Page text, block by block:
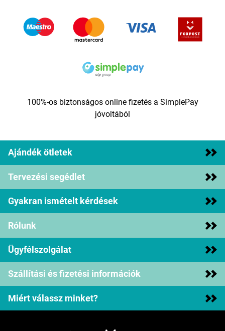
100%-os biztonságos online fizetés a SimplePay
jóvoltából
Ajándék ötletek
Tervezési segédlet
Gyakran ismételt kérdések
Rólunk
Ügyfélszolgálat
Szállítási és fizetési információk
Miért válassz minket?